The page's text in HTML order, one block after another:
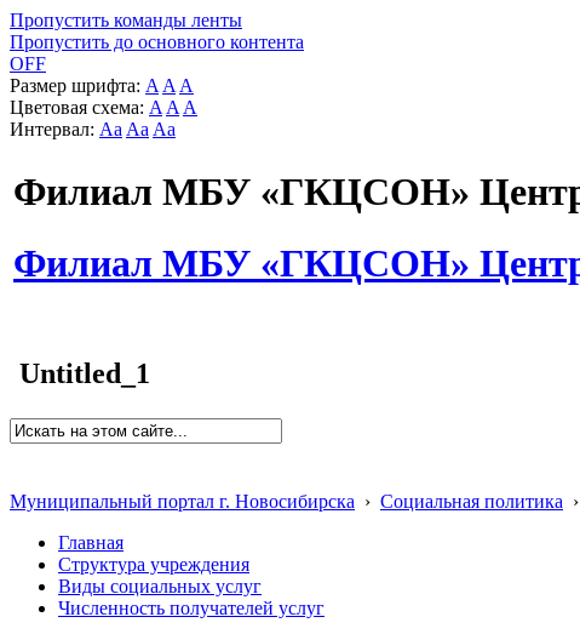
Пропустить команды ленты
Пропустить до основного контента
OFF
Размер шрифта: A A A
Цветовая схема: A A A
Интервал: Aa Aa Aa
Филиал МБУ «ГКЦСОН»
Филиал МБУ «ГКЦСОН»
Untitled_1
Муниципальный портал г. Новосибирска › Социальная политика ›
Главная
Структура учреждения
Виды социальных услуг
Численность получателей услуг